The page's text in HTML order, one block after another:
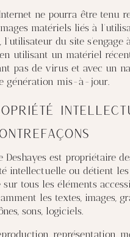
ne pourra être tenu
matériels liés à
l’utilisateur du site s’engage
utilisant un matériel
pas de virus et avec un
génération mis-à-jour.
Deshayes est propriétaire
intellectuelle ou détient
sur tous les éléments
les textes, images,
sons, logiciels.
représentation,